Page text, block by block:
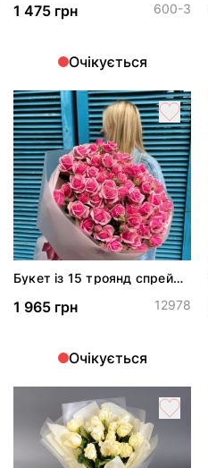
1 475 грн 600-3
Очікується
Букет із 15 троянд спрей
1 965 грн 12978
Очікується